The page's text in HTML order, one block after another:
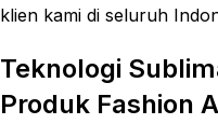
klien kami di seluruh
Teknologi
Produk Fashion